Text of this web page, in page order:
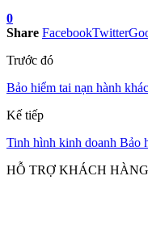
0
Share FacebookTwitter
Trước đó
Bảo hiểm tai nạn hành
Kế tiếp
Tinh hình kinh doanh Bảo
HỖ TRỢ KHÁCH HÀNG